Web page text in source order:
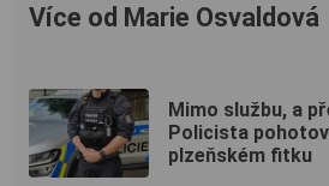
Více od Marie Osvaldová
Mimo službu, a
Policista
plzeňském fitku